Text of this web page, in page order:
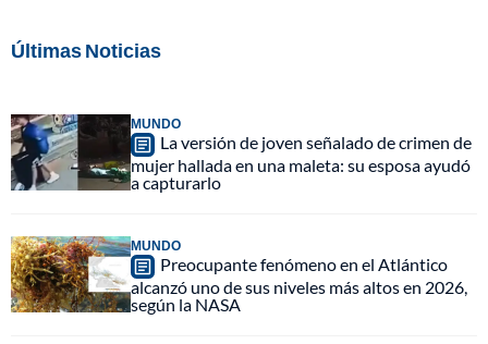
Últimas Noticias
MUNDO
La versión de joven señalado de crimen de
mujer hallada en una maleta: su esposa ayudó
a capturarlo
MUNDO
Preocupante fenómeno en el Atlántico
alcanzó uno de sus niveles más altos en 2026,
según la NASA